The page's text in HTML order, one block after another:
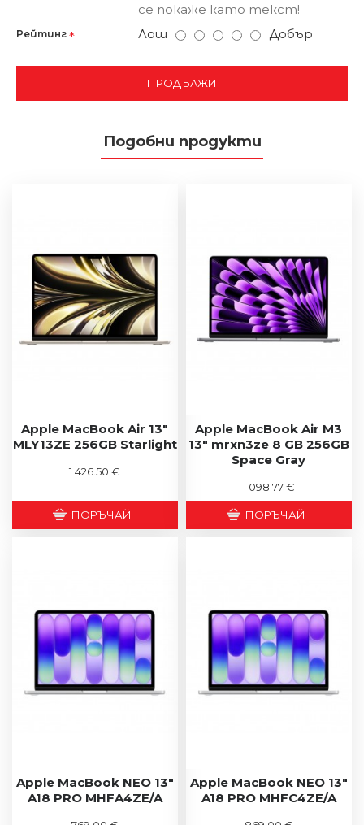
се покаже като текст!
Рейтинг Лош Добър
ПРОДЪЛЖИ
Подобни продукти
Apple MacBook Air 13"
MLY13ZE 256GB Starlight
1 426.50 €
ПОРЪЧАЙ
Apple MacBook Air M3
13" mrxn3ze 8 GB 256GB
Space Gray
1 098.77 €
ПОРЪЧАЙ
Apple MacBook NEO 13"
A18 PRO MHFA4ZE/A
Apple MacBook NEO 13"
A18 PRO MHFC4ZE/A